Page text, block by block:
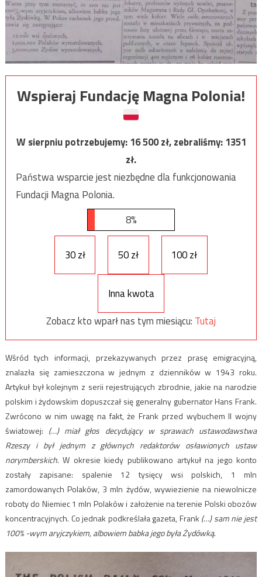
Wspieraj Fundację Magna Polonia!
W sierpniu potrzebujemy:16 500zł, zebraliśmy:1351
zł.
Państwa wsparcie jest niezbędne dla funkcjonowania
Fundacji Magna Polonia.
8%
30 zł 50 zł 100 zł
Inna kwota
Zobacz kto wparł nas tym miesiącu: Tutaj
Wśród tych informacji, przekazywanych przez prasę emigracyjną,
znalazła się zamieszczona w jednym z dzienników w 1943 roku.
Artykuł był kolejnym z serii rejestrujących zbrodnie, jakie na narodzie
polskim i żydowskim dopuszczał się generalny gubernator Hans Frank.
Zwrócono w nim uwagę na fakt, że Frank przed wybuchem II wojny
światowej: (…) miał głos decydujący w sprawach ustawodawstwa
Rzeszy i był jednym z głównych redaktorów osławionych ustaw
norymberskich. W okresie kiedy publikowano artykuł na jego konto
zostały zapisane: spalenie 12 tysięcy wsi polskich, 1 mln
zamordowanych Polaków, 3 mln żydów, wywiezienie na niewolnicze
roboty do Niemiec 1 mln Polaków i założenie na terenie Polski obozów
koncentracyjnych. Co jednak podkreślała gazeta, Frank (…) sam nie jest
100% -wym aryjczykiem, albowiem babka jego była Żydówką.